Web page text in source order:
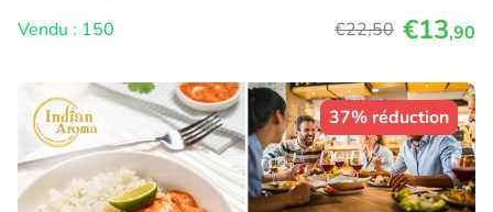
Vendu : 150
€22,50 €13,90
37% réduction